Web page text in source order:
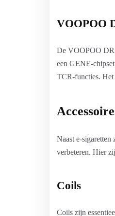
VOOPOO
De VOOPOO
een GENE-
TCR-functies. Het
Naast e-
verbeteren. Hier
Coils
Coils zijn